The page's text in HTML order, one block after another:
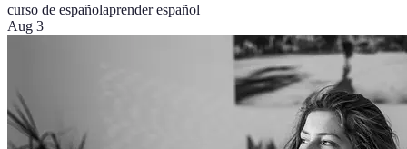
curso de españolaprender español
Aug 3